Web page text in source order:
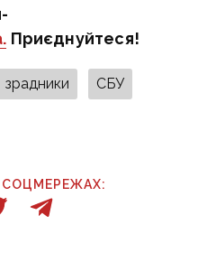
Приєднуйтеся!
зрадники СБУ